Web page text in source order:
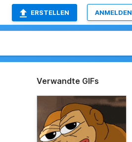
ERSTELLEN ANMELDEN
Verwandte GIFs